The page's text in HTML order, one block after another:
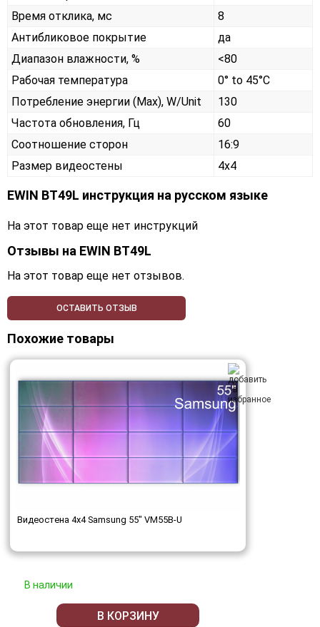
Время отклика, мс
8
Антибликовое покрытие
да
Диапазон влажности, %
<80
Рабочая температура
0° to 45°C
Потребление энергии (Max), W/Unit
130
Частота обновления, Гц
60
Соотношение сторон
16:9
Размер видеостены
4x4
EWIN BT49L инструкция на русском языке
На этот товар еще нет инструкций
Отзывы на EWIN BT49L
На этот товар еще нет отзывов.
ОСТАВИТЬ ОТЗЫВ
Похожие товары
Видеостена 4x4 Samsung 55" VM55B-U
В наличии
В КОРЗИНУ